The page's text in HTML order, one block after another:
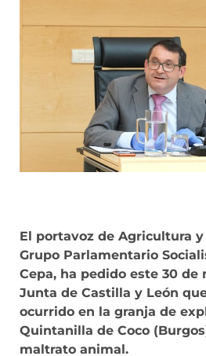
El portavoz de Agricultura y
Grupo Parlamentario
Cepa, ha pedido este 30 de
Junta de Castilla y León
ocurrido en la granja de
Quintanilla de Coco
maltrato animal.